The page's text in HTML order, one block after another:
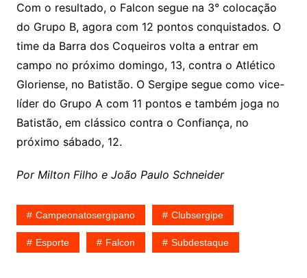
Com o resultado, o Falcon segue na 3° colocação
do Grupo B, agora com 12 pontos conquistados. O
time da Barra dos Coqueiros volta a entrar em
campo no próximo domingo, 13, contra o Atlético
Gloriense, no Batistão. O Sergipe segue como vice-
líder do Grupo A com 11 pontos e também joga no
Batistão, em clássico contra o Confiança, no
próximo sábado, 12.
Por Milton Filho e João Paulo Schneider
Campeonatosergipano Clubsergipe
Esporte Falcon Subdestaque